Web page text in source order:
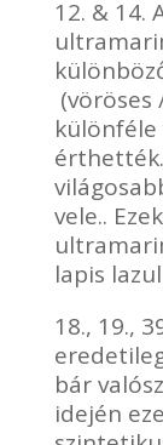
12. & 14.
(vöröses
különféle
vele..
lapis
18., 19.,
bár
idején